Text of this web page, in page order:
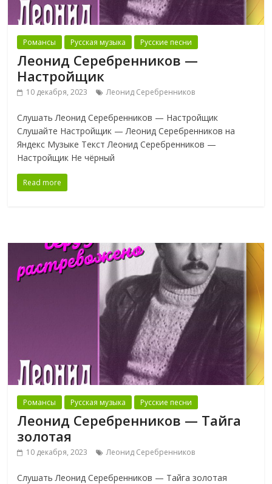
Романсы Русская музыка Русские песни
Леонид Серебренников —
Настройщик
10 декабря, 2023 Леонид Серебренников
Слушать Леонид Серебренников — Настройщик
Слушайте Настройщик — Леонид Серебренников на
Яндекс Музыке Текст Леонид Серебренников —
Настройщик Не чёрный
Read more
Романсы Русская музыка Русские песни
Леонид Серебренников — Тайга
золотая
10 декабря, 2023 Леонид Серебренников
Слушать Леонид Серебренников — Тайга золотая